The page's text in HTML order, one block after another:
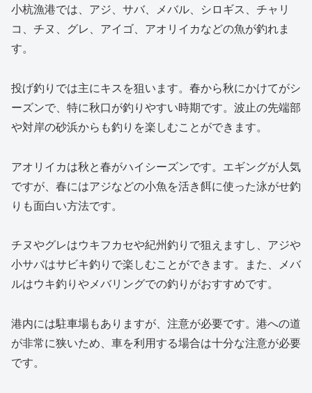
小杭漁港では、アジ、サバ、メバル、シロギス、チャリ
コ、チヌ、グレ、アイゴ、アオリイカなどの魚が釣れま
す。
投げ釣りでは主にキスを狙います。春から秋にかけてがシ
ーズンで、特に秋口が釣りやすい時期です。波止の先端部
や対岸の砂浜からも釣りを楽しむことができます。
アオリイカは秋と春がハイシーズンです。エギングが人気
ですが、春にはアジなどの小魚を活き餌に使った泳がせ釣
りも面白い方法です。
チヌやグレはウキフカセや紀州釣りで狙えますし、アジや
小サバはサビキ釣りで楽しむことができます。また、メバ
ルはウキ釣りやメバリングでの釣りがおすすめです。
港内には駐車場もありますが、注意が必要です。港への道
が非常に狭いため、車を利用する場合は十分な注意が必要
です。